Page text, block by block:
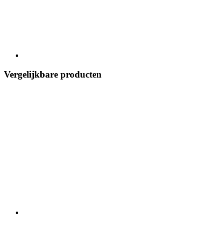
Vergelijkbare producten